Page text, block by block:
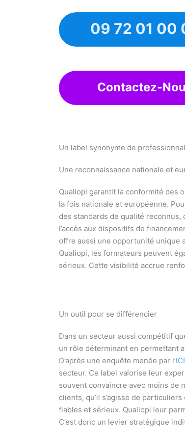
09 72 01 00
Contactez-
Un label synonyme de
Une reconnaissance nationale et
Qualiopi garantit la conformité des
la fois nationale et européenne.
des standards de qualité
l’accès aux dispositifs de
offre aussi une opportunité unique
Qualiopi, les formateurs peuvent
sérieux. Cette visibilité accrue
Un outil pour se différencier
Dans un secteur aussi compétitif
un rôle déterminant en permettant
D’après une enquête menée par l’
secteur. Ce label valorise leur
souvent convaincre avec moins de
clients, qu’il s’agisse de
fiables et sérieux. Qualiopi leur
C’est donc un levier stratégique